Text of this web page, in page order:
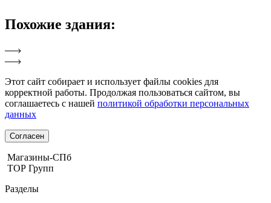
Похожие здания:
Этот сайт собирает и использует файлы cookies для
корректной работы. Продолжая пользоваться сайтом, вы
соглашаетесь с нашей политикой обработки персональных
данных
Согласен
Магазины-СПб
ТОР Групп
Разделы